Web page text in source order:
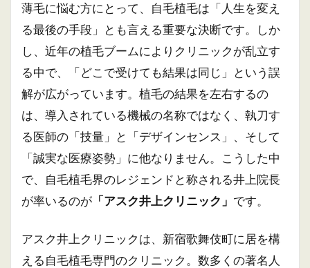
薄毛に悩む方にとって、自毛植毛は「人生を変え
る最後の手段」とも言える重要な決断です。しか
し、近年の植毛ブームによりクリニックが乱立す
る中で、「どこで受けても結果は同じ」という誤
解が広がっています。植毛の結果を左右するの
は、導入されている機械の名称ではなく、執刀す
る医師の「技量」と「デザインセンス」、そして
「誠実な医療姿勢」に他なりません。こうした中
で、自毛植毛界のレジェンドと称される井上院長
が率いるのが 「アスク井上クリニック」 です。
アスク井上クリニックは、新宿歌舞伎町に居を構
える自毛植毛専門のクリニック。数多くの著名人